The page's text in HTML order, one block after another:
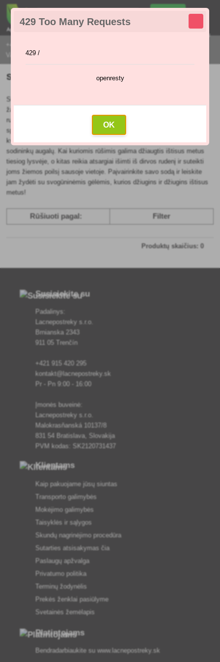
429 Too Many Requests
429 /
openresty
OK
+421 915 420 295 | PIRMADIENIAIS - PENKTADIENIAIS 9:00 - 16:00
VAL
Menu
Svogūnėliai
Svogūninės gėlės - tai nuostabios gėlės, suteikiančios nepakartojamo
žavesio sodams ir konteineriams nuo pirmųjų pavasario dienų iki šiltų
rudens vakarų. Jos yra būtina bet kurio gėlyno, kurį norime išlaikyti
spalvingą ir žydintį ištisus metus, dalis. Dėl įvairių spalvų, kerinčių
kvapų ir skirtingo aukščio svogūninės gėlės yra vieni populiariausių
sodininkų augalų. Kai kuriomis rūšimis galima džiaugtis ištisus metus
tiesiog lysvėje, o kitas reikia atsargiai išimti iš dirvos rudenį ir suteikti
joms žiemos poilsį sausoje vietoje. Paįvairinkite savo sodą ir leiskite
jam žydėti su svogūninėmis gėlėmis, kurios džiugins ir džiugins ištisus
metus!
Rūšiuoti pagal: Filter
Produktų skaičius: 0
Susisiekite su
Padalinys:
Lacnepostreky s.r.o.
Brnianska 2343
911 05 Trenčín
+421 915 420 295
kontakt@lacnepostreky.sk
Pr - Pn 9:00 - 16:00
Įmonės buveinė:
Lacnepostreky s.r.o.
Malokrasňanská 10137/8
831 54 Bratislava, Slovakija
PVM kodas: SK2120731437
Klientams
Kaip pakuojame jūsų siuntas
Transporto galimybės
Mokėjimo galimybės
Taisyklės ir sąlygos
Skundų nagrinėjimo procedūra
Sutarties atsisakymas čia
Paslaugų apžvalga
Privatumo politika
Terminų žodynėlis
Prekės ženklai pasiūlyme
Svetainės žemėlapis
Platintojams
Bendradarbiaukite su www.lacnepostreky.sk